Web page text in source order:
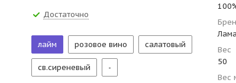
Достаточно
лайм розовое вино салатовый
св.сиреневый -
Вес
50
Вес